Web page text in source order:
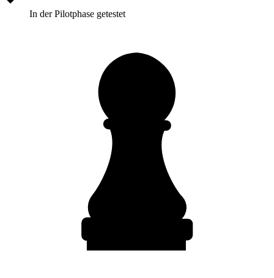
In der Pilotphase getestet